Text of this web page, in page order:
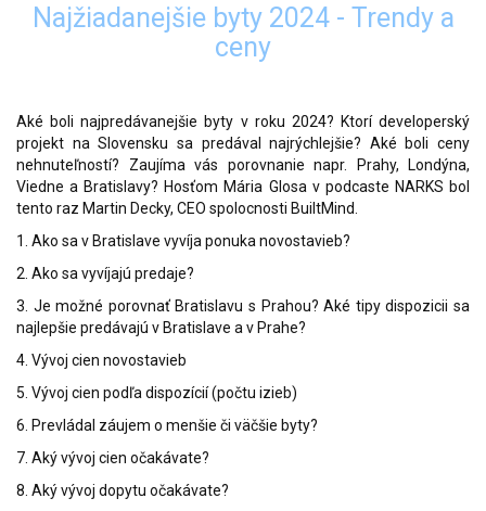
Najžiadanejšie byty 2024 - Trendy a
ceny
Aké boli najpredávanejšie byty v roku 2024? Ktorí developerský
projekt na Slovensku sa predával najrýchlejšie? Aké boli ceny
nehnuteľností? Zaujíma vás porovnanie napr. Prahy, Londýna,
Viedne a Bratislavy? Hosťom Mária Glosa v podcaste NARKS bol
tento raz Martin Decky, CEO spolocnosti BuiltMind.
1. Ako sa v Bratislave vyvíja ponuka novostavieb?
2. Ako sa vyvíjajú predaje?
3. Je možné porovnať Bratislavu s Prahou? Aké tipy dispozicii sa
najlepšie predávajú v Bratislave a v Prahe?
4. Vývoj cien novostavieb
5. Vývoj cien podľa dispozícií (počtu izieb)
6. Prevládal záujem o menšie či väčšie byty?
7. Aký vývoj cien očakávate?
8. Aký vývoj dopytu očakávate?